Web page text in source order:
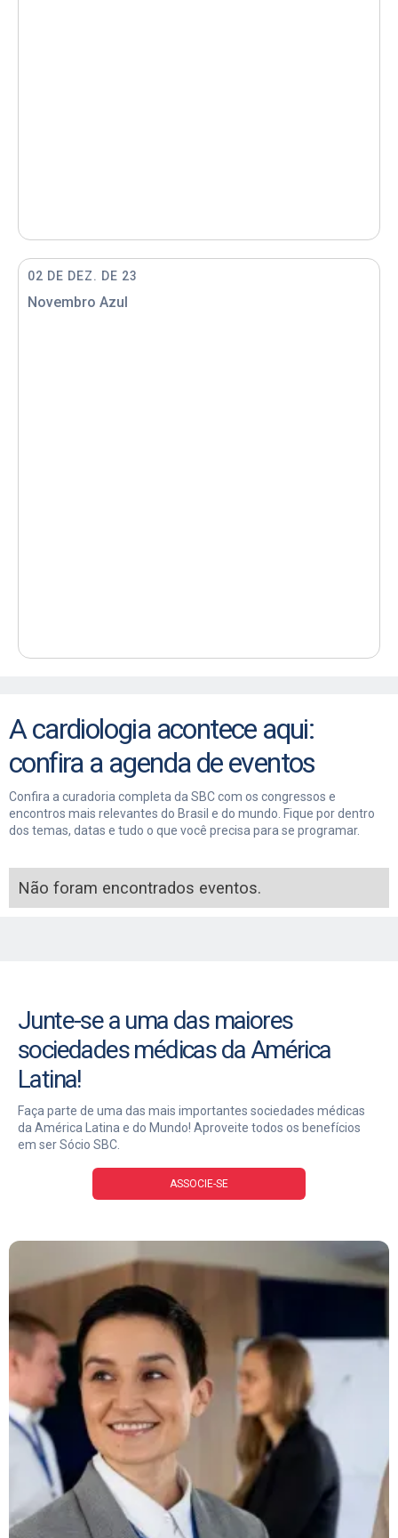
02 DE DEZ. DE 23
Novembro Azul
A cardiologia acontece aqui:
confira a agenda de eventos
Confira a curadoria completa da SBC com os congressos e
encontros mais relevantes do Brasil e do mundo. Fique por dentro
dos temas, datas e tudo o que você precisa para se programar.
Não foram encontrados eventos.
Junte-se a uma das maiores
sociedades médicas da América
Latina!
Faça parte de uma das mais importantes sociedades médicas
da América Latina e do Mundo! Aproveite todos os benefícios
em ser Sócio SBC.
ASSOCIE-SE